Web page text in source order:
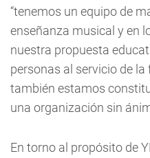
“tenemos un equipo de
enseñanza musical y en
nuestra propuesta
personas al servicio de
también estamos
una organización sin
En torno al propósito de